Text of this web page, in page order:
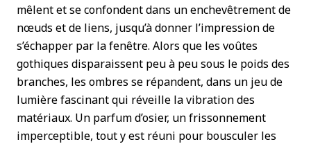
mêlent et se confondent dans un enchevêtrement de
nœuds et de liens, jusqu’à donner l’impression de
s’échapper par la fenêtre. Alors que les voûtes
gothiques disparaissent peu à peu sous le poids des
branches, les ombres se répandent, dans un jeu de
lumière fascinant qui réveille la vibration des
matériaux. Un parfum d’osier, un frissonnement
imperceptible, tout y est réuni pour bousculer les